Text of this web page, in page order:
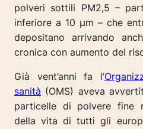
polveri sottili PM2,5 –
inferiore a 10 µm – che
depositano arrivando
cronica con aumento del
Già vent’anni fa l’
sanità (OMS) aveva
particelle di polvere fine
della vita di tutti gli